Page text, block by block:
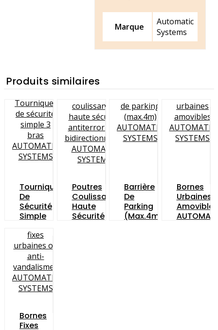
Marque
Automatic
Systems
Produits similaires
Tourniquet
De
Sécurité
Simple
Bras
AUTOMATIC
SYSTEMS
Poutres
Coulissantes
Haute
Sécurité
Barrière
De
Parking
(max.4m)
Bornes
Urbaines
Amovibles
Bornes
Fixes